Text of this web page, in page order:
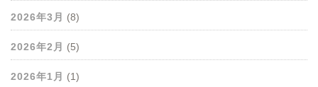
2026年3月 (8)
2026年2月 (5)
2026年1月 (1)